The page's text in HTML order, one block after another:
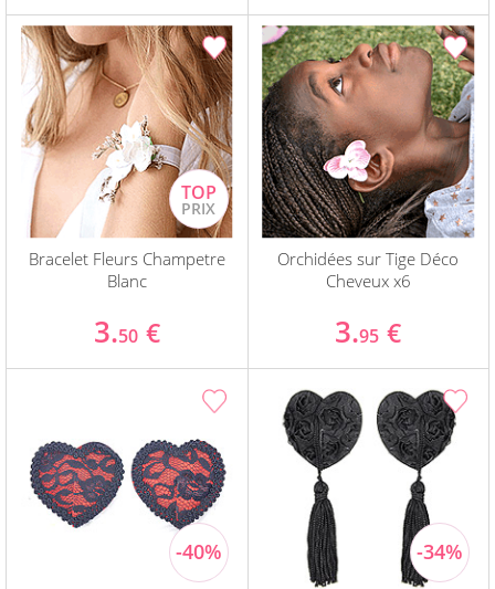
Bracelet Fleurs Champetre
Blanc
3.50 €
Orchidées sur Tige Déco
Cheveux x6
3.95 €